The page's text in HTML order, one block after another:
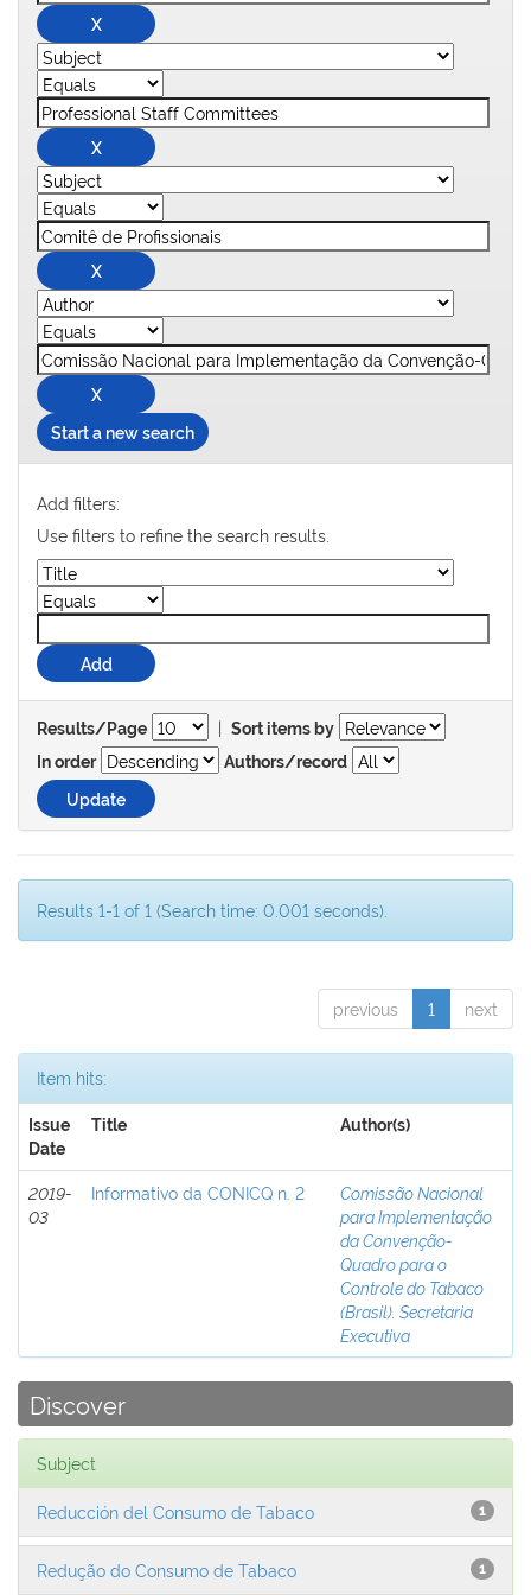
Start a new search
Add filters:
Use filters to refine the search results.
Results/Page | Sort items by
In order
Authors/record
Results 1-1 of 1 (Search time: 0.001 seconds).
previous 1 next
Item hits:
Issue
Date
Title Author(s)
2019-
03
Informativo da CONICQ n. 2
Comissão Nacional
para Implementação
da Convenção-
Quadro para o
Controle do Tabaco
(Brasil). Secretaria
Executiva
Discover
Subject
1
Reducción del Consumo de Tabaco
1
Redução do Consumo de Tabaco